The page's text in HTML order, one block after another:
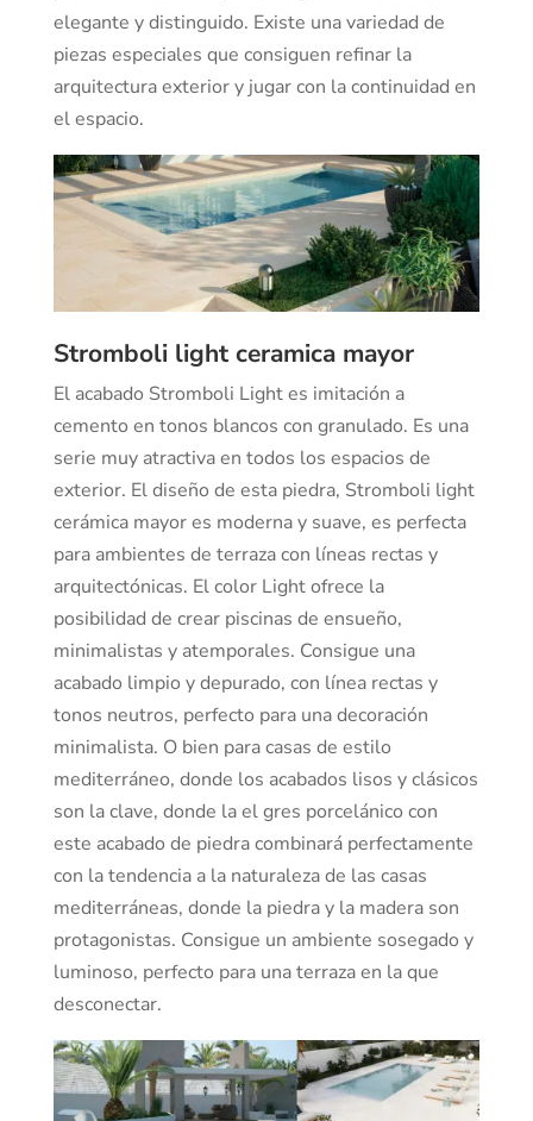
elegante y distinguido. Existe una variedad de
piezas especiales que consiguen refinar la
arquitectura exterior y jugar con la continuidad en
el espacio.
Stromboli light ceramica mayor
El acabado Stromboli Light es imitación a
cemento en tonos blancos con granulado. Es una
serie muy atractiva en todos los espacios de
exterior. El diseño de esta piedra, Stromboli light
cerámica mayor es moderna y suave, es perfecta
para ambientes de terraza con líneas rectas y
arquitectónicas. El color Light ofrece la
posibilidad de crear piscinas de ensueño,
minimalistas y atemporales. Consigue una
acabado limpio y depurado, con línea rectas y
tonos neutros, perfecto para una decoración
minimalista. O bien para casas de estilo
mediterráneo, donde los acabados lisos y clásicos
son la clave, donde la el gres porcelánico con
este acabado de piedra combinará perfectamente
con la tendencia a la naturaleza de las casas
mediterráneas, donde la piedra y la madera son
protagonistas. Consigue un ambiente sosegado y
luminoso, perfecto para una terraza en la que
desconectar.